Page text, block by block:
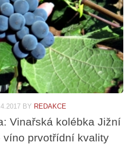
BY REDAKCE
Vinařská kolébka Jižní
víno prvotřídní kvality